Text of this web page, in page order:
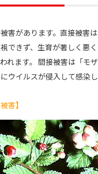
害があります。直接被害
できず、生育が著しく悪
れます。 間接被害は「
ウイルスが侵入して感染
害】